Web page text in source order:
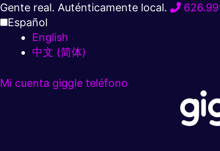
Ir
al
contenido
Gente real. Auténticamente local.
Español
English
中文 (简体)
Mi cuenta giggle teléfono